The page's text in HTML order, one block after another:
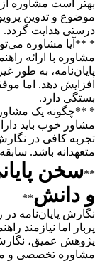
بهتر است مشاوره از
موضوع و تدوین
درستی هدایت گردد.
* **آیا مشاوره
مشاوره با ارائه
پایان‌نامه، به طور
افزایش دهد. اما
بستگی دارد.
* **چگونه یک
مشاور خوب باید
تجربه کافی در
متعهدانه باشد.
**سخن
و دانش**
نگارش پایان‌نامه
پربار اما نیازمند
پژوهش عمیق، نگارش
مشاوره تخصصی و